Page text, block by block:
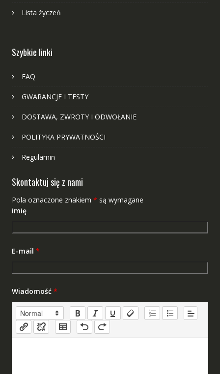
Lista życzeń
Szybkie linki
FAQ
GWARANCJE I TESTY
DOSTAWA, ZWROTY I ODWOŁANIE
POLITYKA PRYWATNOŚCI
Regulamin
Skontaktuj się z nami
Pola oznaczone znakiem * są wymagane
imię
E-mail *
Wiadomość *